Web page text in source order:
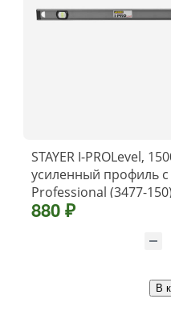
STAYER I-PROLevel,
усиленный профиль
Professional (3477-150)
880 ₽
В